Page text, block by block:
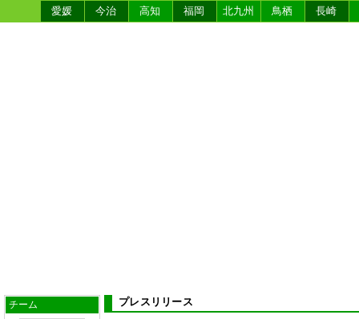
愛媛
今治 高知 福岡 北九州 鳥栖 長崎
チーム プレスリリース